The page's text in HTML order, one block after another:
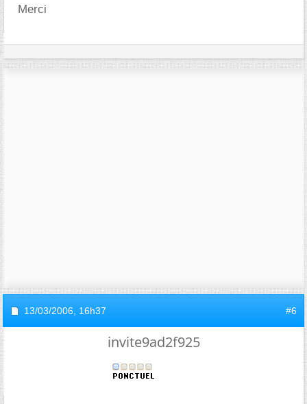
Merci
13/03/2006, 16h37 #6
invite9ad2f925